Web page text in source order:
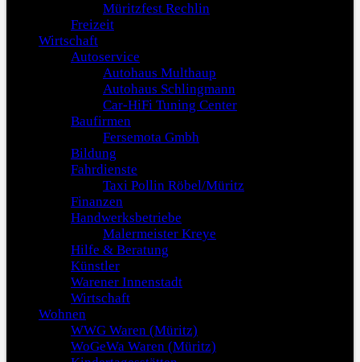
Müritzfest Rechlin
Freizeit
Wirtschaft
Autoservice
Autohaus Multhaup
Autohaus Schlingmann
Car-HiFi Tuning Center
Baufirmen
Fersemota Gmbh
Bildung
Fahrdienste
Taxi Pollin Röbel/Müritz
Finanzen
Handwerksbetriebe
Malermeister Kreye
Hilfe & Beratung
Künstler
Warener Innenstadt
Wirtschaft
Wohnen
WWG Waren (Müritz)
WoGeWa Waren (Müritz)